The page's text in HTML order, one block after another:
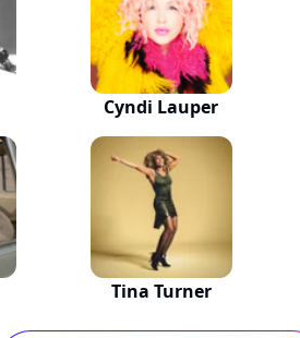
Cyndi Lauper
Tina Turner